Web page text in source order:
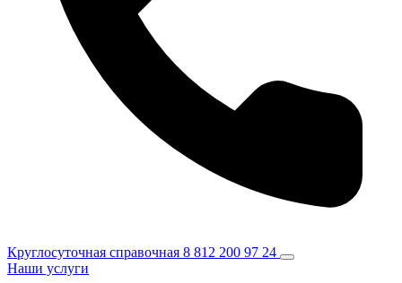
Круглосуточная справочная 8 812 200 97 24
Наши услуги